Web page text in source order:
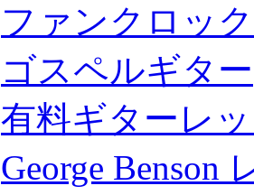
ファンクロッ
ゴスペルギター
有料ギターレ
George Benson